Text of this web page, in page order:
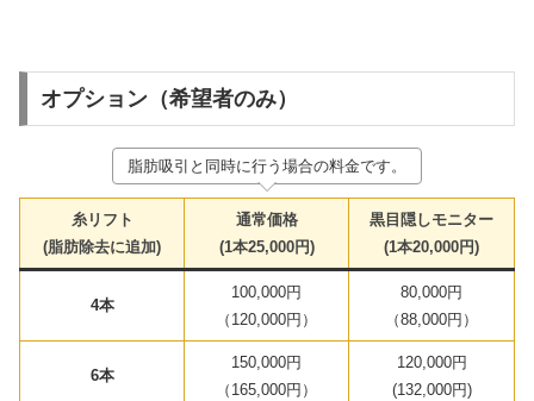
オプション（希望者のみ）
脂肪吸引と同時に行う場合の料金です。
糸リフト
(脂肪除去に追加)
通常価格
(1本25,000円)
黒目隠しモニター
(1本20,000円)
4本
100,000円
（120,000円）
80,000円
（88,000円）
6本
150,000円
（165,000円）
120,000円
(132,000円)